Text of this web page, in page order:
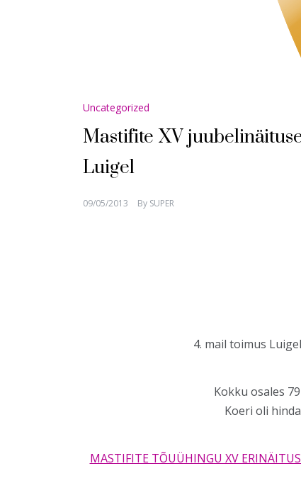
Uncategorized
Mastifite XV
Luigel
09/05/2013 By SUPER
4. mail toimus
Kokku osales
Koeri oli
MASTIFITE TÕUÜHINGU XV